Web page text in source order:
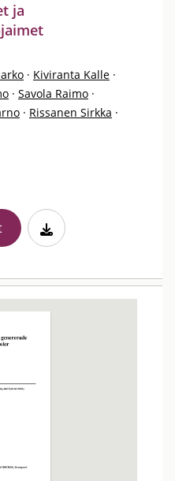
ja
· Kiviranta Kalle ·
· Savola Raimo ·
· Rissanen Sirkka ·